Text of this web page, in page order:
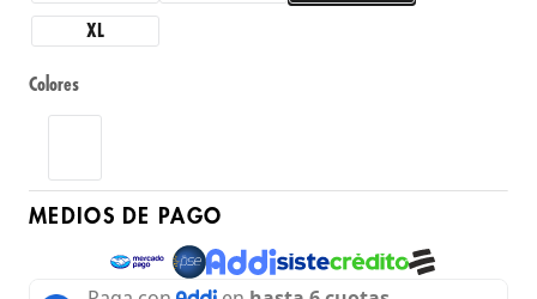
XL
Colores
MEDIOS DE PAGO